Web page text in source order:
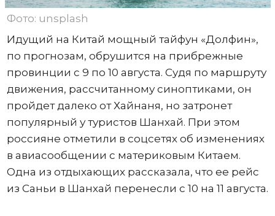
Фото: unsplash
Идущий на Китай мощный тайфун «Долфин»,
по прогнозам, обрушится на прибрежные
провинции с 9 по 10 августа. Судя по маршруту
движения, рассчитанному синоптиками, он
пройдет далеко от Хайнаня, но затронет
популярный у туристов Шанхай. При этом
россияне отметили в соцсетях об изменениях
в авиасообщении с материковым Китаем.
Одна из отдыхающих рассказала, что ее рейс
из Саньи в Шанхай перенесли с 10 на 11 августа.